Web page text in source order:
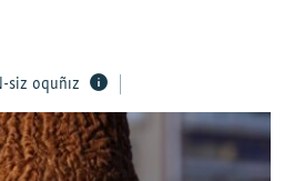
siz oquñız